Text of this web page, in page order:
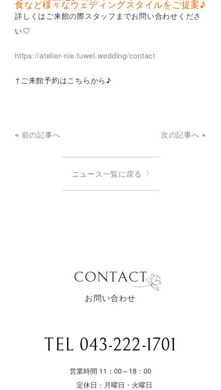
食など様々なウェディングスタイルをご提案♪
詳しくはご来館の際スタッフまでお問い合わせくださ
い♡
https://atelier-nie.fuwel.wedding/contact
↑ご来館予約はこちらから♪
« 前の記事へ 次の記事へ »
ニュース一覧に戻る
CONTACT
お問い合わせ
TEL 043-222-1701
営業時間 11：00～18：00
定休日：月曜日・火曜日